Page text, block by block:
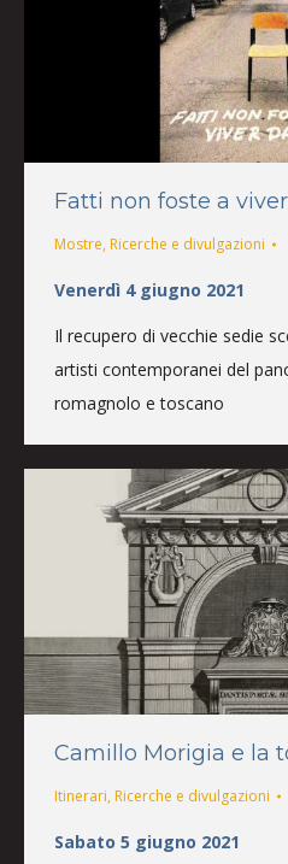
Fatti non foste a
Mostre, Ricerche e divulgazioni
Venerdì 4 giugno 2021
Il recupero di vecchie sedie
artisti contemporanei del
romagnolo e toscano
Camillo Morigia e la
Itinerari, Ricerche e divulgazioni
Sabato 5 giugno 2021